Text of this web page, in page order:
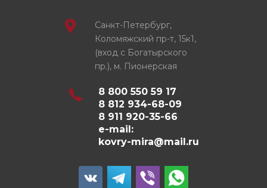
Санкт-Петербург,
Коломяжский пр-т, 15к1,
(вход с Богатырского
пр.), м. Пионерская
8 800 550 59 17
8 812 934-68-09
8 911 920-35-66
e-mail:
kovry-mira@mail.ru